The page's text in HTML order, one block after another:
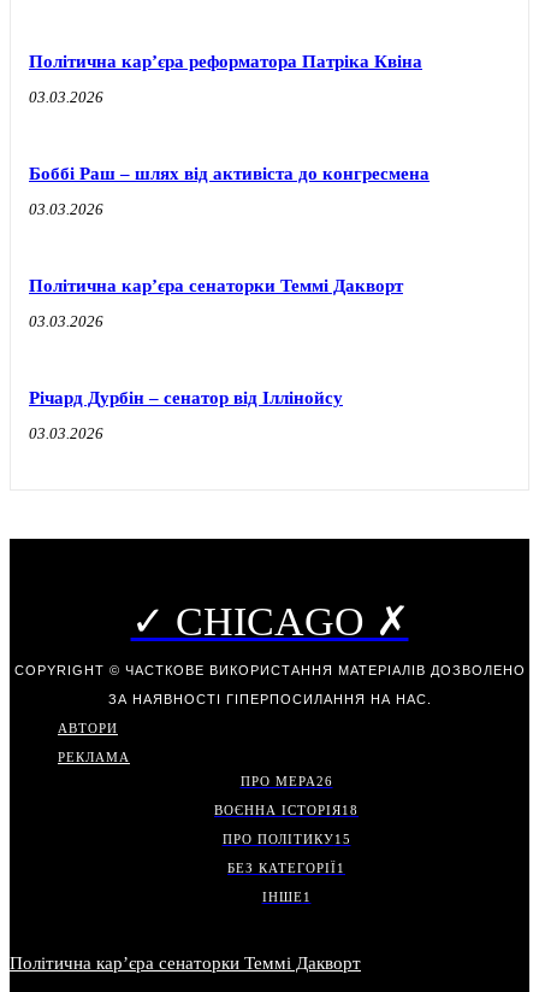
Політична карʼєра реформатора Патріка Квіна
03.03.2026
Боббі Раш – шлях від активіста до конгресмена
03.03.2026
Політична карʼєра сенаторки Теммі Дакворт
03.03.2026
Річард Дурбін – сенатор від Іллінойсу
03.03.2026
✓ CHICAGO ✗
COPYRIGHT © ЧАСТКОВЕ ВИКОРИСТАННЯ МАТЕРІАЛІВ ДОЗВОЛЕНО
ЗА НАЯВНОСТІ ГІПЕРПОСИЛАННЯ НА НАС.
АВТОРИ
РЕКЛАМА
ПРО МЕРА26
ВОЄННА ІСТОРІЯ18
ПРО ПОЛІТИКУ15
БЕЗ КАТЕГОРІЇ1
ІНШЕ1
Політична карʼєра сенаторки Теммі Дакворт